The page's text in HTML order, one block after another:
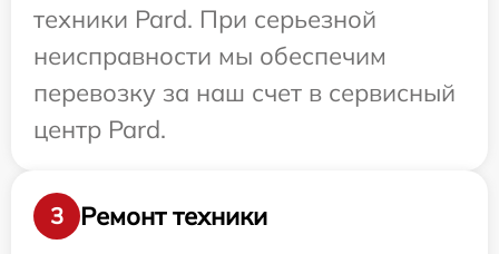
техники Pard. При серьезной
неисправности мы обеспечим
перевозку за наш счет в сервисный
центр Pard.
3
Ремонт техники